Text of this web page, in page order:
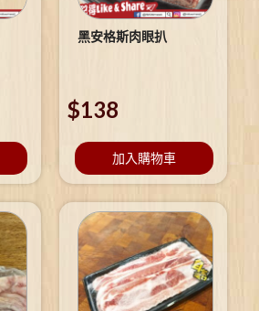
黑安格斯肉眼扒
$138
加入購物車